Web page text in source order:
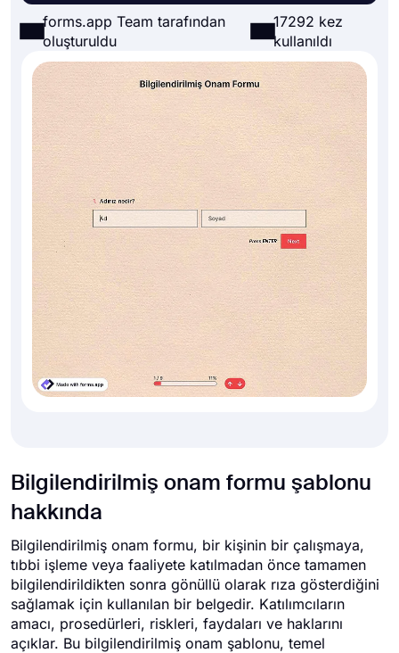
forms.app Team tarafından
oluşturuldu
17292 kez
kullanıldı
Bilgilendirilmiş onam formu şablonu
hakkında
Bilgilendirilmiş onam formu, bir kişinin bir çalışmaya,
tıbbi işleme veya faaliyete katılmadan önce tamamen
bilgilendirildikten sonra gönüllü olarak rıza gösterdiğini
sağlamak için kullanılan bir belgedir. Katılımcıların
amacı, prosedürleri, riskleri, faydaları ve haklarını
açıklar. Bu bilgilendirilmiş onam şablonu, temel